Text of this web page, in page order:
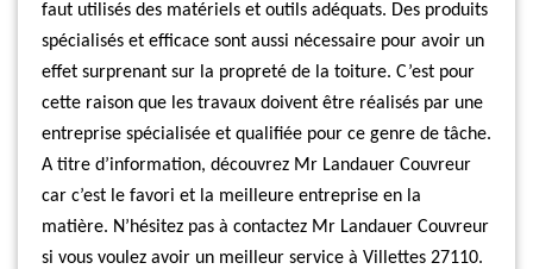
faut utilisés des matériels et outils adéquats. Des produits
spécialisés et efficace sont aussi nécessaire pour avoir un
effet surprenant sur la propreté de la toiture. C’est pour
cette raison que les travaux doivent être réalisés par une
entreprise spécialisée et qualifiée pour ce genre de tâche.
A titre d’information, découvrez Mr Landauer Couvreur
car c’est le favori et la meilleure entreprise en la
matière. N’hésitez pas à contactez Mr Landauer Couvreur
si vous voulez avoir un meilleur service à Villettes 27110.